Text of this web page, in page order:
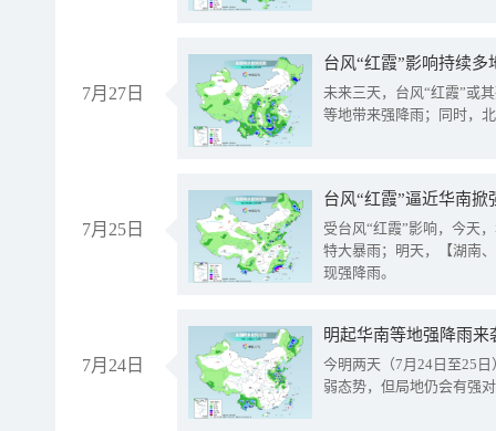
7月27日
台风“红霞”影响持续
未来三天，台风“红霞”或
等地带来强降雨；同时，
7月25日
台风“红霞”逼近华南
受台风“红霞”影响，今天
特大暴雨；明天，【湖南
现强降雨。
7月24日
明起华南等地强降雨
今明两天（7月24日至25
弱态势，但局地仍会有强